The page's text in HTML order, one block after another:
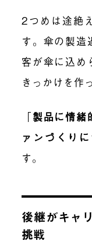
2つめは途絶
す。傘の製造
客が傘に込め
きっかけを作
「製品に情緒
ァンづくり
す。
後継がキャ
挑戦